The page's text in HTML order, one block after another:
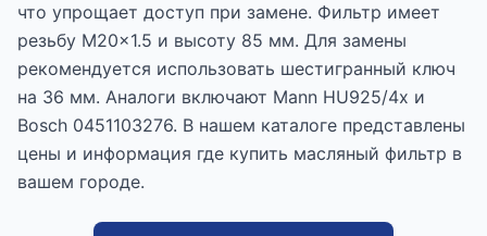
что упрощает доступ при замене. Фильтр имеет
резьбу M20x1.5 и высоту 85 мм. Для замены
рекомендуется использовать шестигранный ключ
на 36 мм. Аналоги включают Mann HU925/4x и
Bosch 0451103276. В нашем каталоге представлены
цены и информация где купить масляный фильтр в
вашем городе.